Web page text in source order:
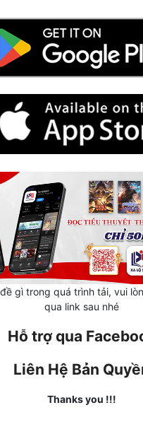
Gian
gì trong quá trình tải, vui
qua link sau nhé
Hỗ trợ qua
Liên Hệ Bản
Thanks you !!!